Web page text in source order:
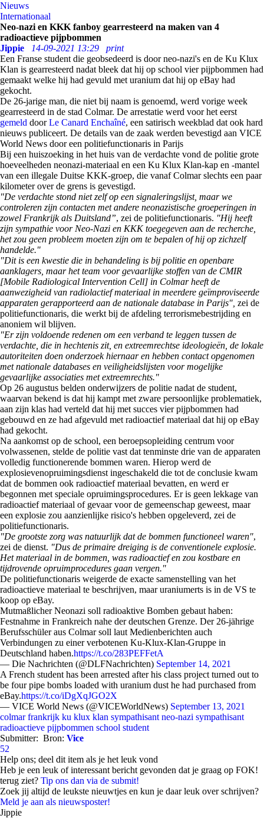
Nieuws
Internationaal
Neo-nazi en KKK fanboy gearresteerd na maken van 4
radioactieve pijpbommen
Jippie
14-09-2021 13:29
print
Een Franse student die geobsedeerd is door neo-nazi's en de Ku Klux
Klan is gearresteerd nadat bleek dat hij op school vier pijpbommen had
gemaakt welke hij had gevuld met uranium dat hij op eBay had
gekocht.
De 26-jarige man, die niet bij naam is genoemd, werd vorige week
gearresteerd in de stad Colmar. De arrestatie werd voor het eerst
gemeld doorLe Canard Enchaîné, een satirisch weekblad dat ook hard
nieuws publiceert. De details van de zaak werden bevestigd aan VICE
World News door een politiefunctionaris in Parijs
Bij een huiszoeking in het huis van de verdachte vond de politie grote
hoeveelheden neonazi-materiaal en een Ku Klux Klan-kap en -mantel
van een illegale Duitse KKK-groep, die vanaf Colmar slechts een paar
kilometer over de grens is gevestigd.
"De verdachte stond niet zelf op een signaleringslijst, maar we
controleren zijn contacten met andere neonazistische groeperingen in
zowel Frankrijk als Duitsland”, zei de politiefunctionaris. "Hij heeft
zijn sympathie voor Neo-Nazi en KKK toegegeven aan de recherche,
het zou geen probleem moeten zijn om te bepalen of hij op zichzelf
handelde."
"Dit is een kwestie die in behandeling is bij politie en openbare
aanklagers, maar het team voor gevaarlijke stoffen van de CMIR
[Mobile Radiological Intervention Cell] in Colmar heeft de
aanwezigheid van radiolactief materiaal in meerdere geïmproviseerde
apparaten gerapporteerd aan de nationale database in Parijs", zei de
politiefunctionaris, die werkt bij de afdeling terrorismebestrijding en
anoniem wil blijven.
"Er zijn voldoende redenen om een verband te leggen tussen de
verdachte, die in hechtenis zit, en extreemrechtse ideologieën, de lokale
autoriteiten doen onderzoek hiernaar en hebben contact opgenomen
met nationale databases en veiligheidslijsten voor mogelijke
gevaarlijke associaties met extreemrechts."
Op 26 augustus belden onderwijzers de politie nadat de student,
waarvan bekend is dat hij kampt met zware persoonlijke problematiek,
aan zijn klas had verteld dat hij met succes vier pijpbommen had
gebouwd en ze had afgevuld met radioactief materiaal dat hij op eBay
had gekocht.
Na aankomst op de school, een beroepsopleiding centrum voor
volwassenen, stelde de politie vast dat tenminste drie van de apparaten
volledig functionerende bommen waren. Hierop werd de
explosievenopruimingsdienst ingeschakeld die tot de conclusie kwam
dat de bommen ook radioactief materiaal bevatten, en werd er
begonnen met speciale opruimingsprocedures. Er is geen lekkage van
radioactief materiaal of gevaar voor de gemeenschap geweest, maar
een explosie zou aanzienlijke risico's hebben opgeleverd, zei de
politiefunctionaris.
"De grootste zorg was natuurlijk dat de bommen functioneel waren",
zei de dienst. "Dus de primaire dreiging is de conventionele explosie.
Het materiaal in de bommen, was radioactief en zou kostbare en
tijdrovende opruimprocedures gaan vergen."
De politiefunctionaris weigerde de exacte samenstelling van het
radioactieve materiaal te beschrijven, maar uraniumerts is in de VS te
koop op eBay.
Mutmaßlicher Neonazi soll radioaktive Bomben gebaut haben:
Festnahme in Frankreich nahe der deutschen Grenze. Der 26-jährige
Berufsschüler aus Colmar soll laut Medienberichten auch
Verbindungen zu einer verbotenen Ku-Klux-Klan-Gruppe in
Deutschland haben.https://t.co/283PEFFetA
— Die Nachrichten (@DLFNachrichten) September 14, 2021
A French student has been arrested after his class project turned out to
be four pipe bombs loaded with uranium dust he had purchased from
eBay.https://t.co/iDgXqJGO2X
— VICE World News (@VICEWorldNews) September 13, 2021
colmar frankrijk ku klux klan sympathisant neo-nazi sympathisant
radioactieve pijpbommen school student
Submitter: Bron: Vice
52
Help ons; deel dit item als je het leuk vond
Heb je een leuk of interessant bericht gevonden dat je graag op FOK!
terug ziet? Tip ons dan via de submit!
Zoek jij altijd de leukste nieuwtjes en kun je daar leuk over schrijven?
Meld je aan als nieuwsposter!
Jippie